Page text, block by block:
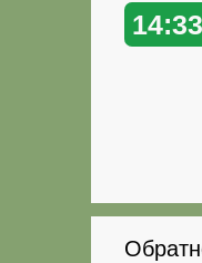
14:33